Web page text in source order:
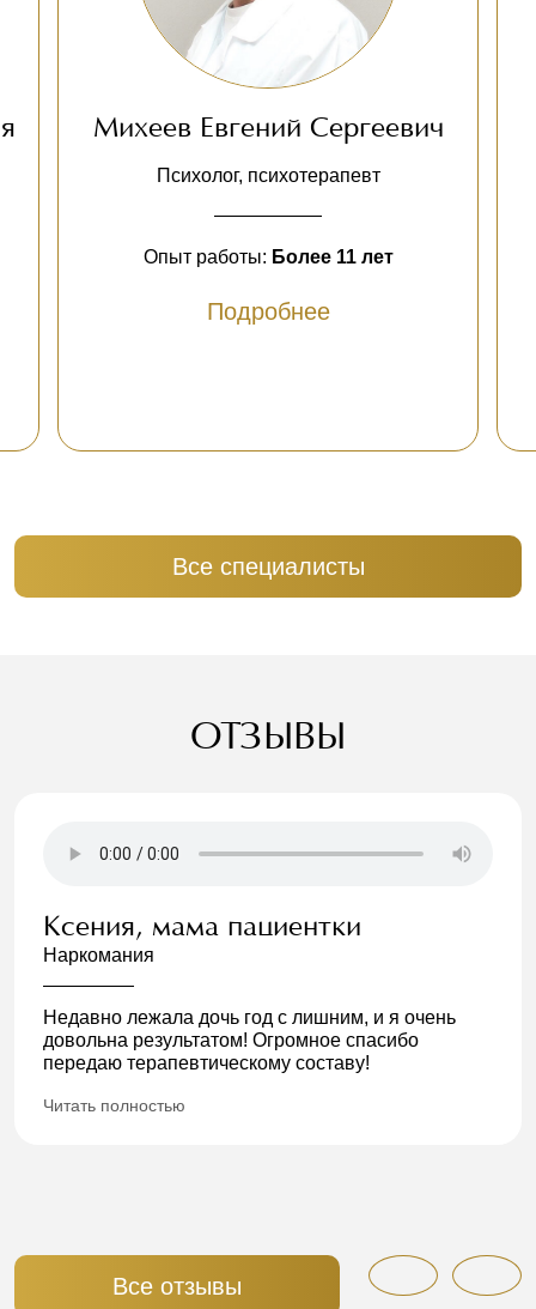
Михеев Евгений Сергеевич
Психолог, психотерапевт
Опыт работы: Более 11 лет
Подробнее
Все специалисты
ОТЗЫВЫ
Ксения, мама пациентки
Наркомания
Недавно лежала дочь год с лишним, и я очень
довольна результатом! Огромное спасибо
передаю терапевтическому составу!
Читать полностью
Все отзывы